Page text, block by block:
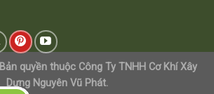
Bản quyền thuộc Công Ty TNHH Cơ Khí Xây
Dựng Nguyên Vũ Phát.